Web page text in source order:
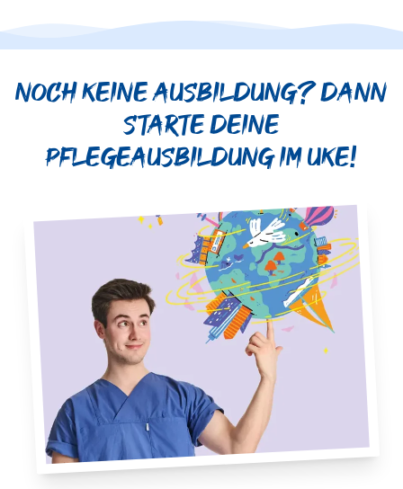
Noch keine Ausbildung? Dann
starte deine
Pflegeausbildung im UKE!